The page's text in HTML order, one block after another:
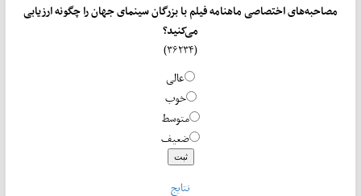
مصاحبه‌های اختصاصی ماهنامه فیلم با بزرگان سینمای جهان را چگونه ارزیابی
می‌کنید؟
عالی
خوب
متوسط
ضعیف
نتایج